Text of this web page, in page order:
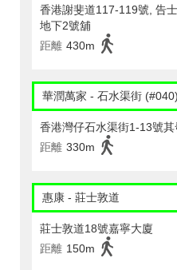
香港謝斐道117-119號, 告
地下2號舖
距離 430m
華潤萬家 - 石水渠街 (#040)
香港灣仔石水渠街1-13號
距離 330m
惠康 - 莊士敦道
莊士敦道18號嘉寧大廈
距離 150m